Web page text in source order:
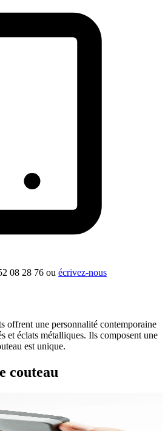
08 28 76 ou écrivez-nous
offrent une personnalité contemporaine
et éclats métalliques. Ils composent une
est unique.
couteau